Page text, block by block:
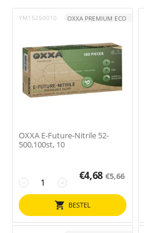
YM15250010 OXXA PREMIUM ECO
OXXA E-Future-Nitrile 52-
500,100st, 10
+
−
€4,68 €5,66
BESTEL